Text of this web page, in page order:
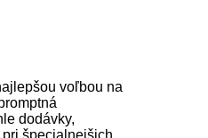
voľbou na
dodávky,
špecialnejšich